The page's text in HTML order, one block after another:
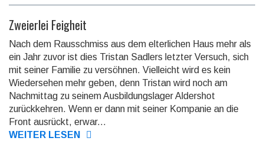
Zweierlei Feigheit
Nach dem Rausschmiss aus dem elterlichen Haus mehr als
ein Jahr zuvor ist dies Tristan Sadlers letzter Versuch, sich
mit seiner Familie zu versöhnen. Vielleicht wird es kein
Wiedersehen mehr geben, denn Tristan wird noch am
Nachmittag zu seinem Ausbildungslager Aldershot
zurückkehren. Wenn er dann mit seiner Kompanie an die
Front ausrückt, erwar...
WEITER LESEN